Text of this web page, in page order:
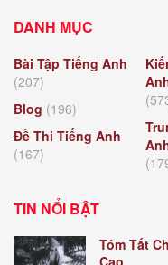
DANH MỤC
Bài Tập Tiếng Anh
(207)
Blog (196)
Đề Thi Tiếng Anh
(167)
TIN NỔI BẬT
Tóm Tắt